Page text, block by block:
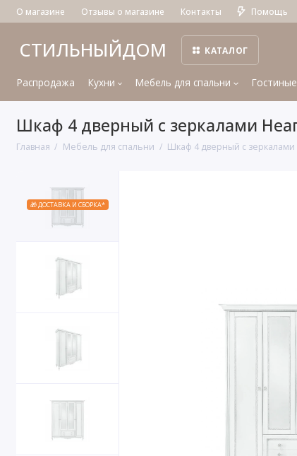
О магазине Отзывы о магазине Контакты Помощь
СТИЛЬНЫЙДОМ КАТАЛОГ
Распродажа Кухни Мебель для спальни Гостиные
Шкаф 4 дверный с зеркалами
Главная Мебель для спальни Шкаф 4 дверный с
🎁 ДОСТАВКА И СБОРКА*